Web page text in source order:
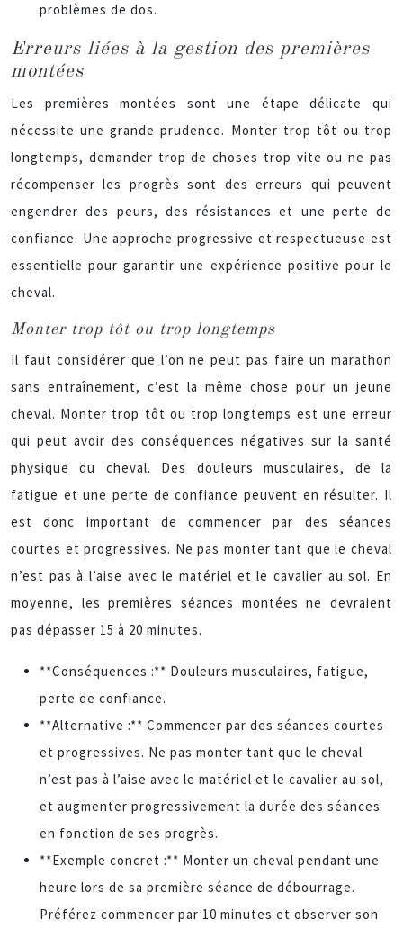
problèmes de dos.
Erreurs liées à la gestion des premières
montées
Les premières montées sont une étape délicate qui
nécessite une grande prudence. Monter trop tôt ou trop
longtemps, demander trop de choses trop vite ou ne pas
récompenser les progrès sont des erreurs qui peuvent
engendrer des peurs, des résistances et une perte de
confiance. Une approche progressive et respectueuse est
essentielle pour garantir une expérience positive pour le
cheval.
Monter trop tôt ou trop longtemps
Il faut considérer que l’on ne peut pas faire un marathon
sans entraînement, c’est la même chose pour un jeune
cheval. Monter trop tôt ou trop longtemps est une erreur
qui peut avoir des conséquences négatives sur la santé
physique du cheval. Des douleurs musculaires, de la
fatigue et une perte de confiance peuvent en résulter. Il
est donc important de commencer par des séances
courtes et progressives. Ne pas monter tant que le cheval
n’est pas à l’aise avec le matériel et le cavalier au sol. En
moyenne, les premières séances montées ne devraient
pas dépasser 15 à 20 minutes.
**Conséquences :** Douleurs musculaires, fatigue,
perte de confiance.
**Alternative :** Commencer par des séances courtes
et progressives. Ne pas monter tant que le cheval
n’est pas à l’aise avec le matériel et le cavalier au sol,
et augmenter progressivement la durée des séances
en fonction de ses progrès.
**Exemple concret :** Monter un cheval pendant une
heure lors de sa première séance de débourrage.
Préférez commencer par 10 minutes et observer son